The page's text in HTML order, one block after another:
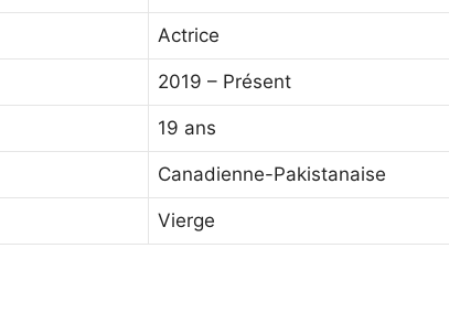
Actrice
2019 – Présent
19 ans
Canadienne-Pakistanaise
Vierge